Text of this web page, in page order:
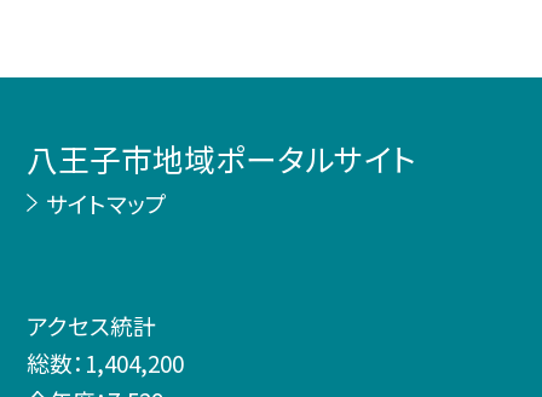
八王子市地域ポータルサイト
サイトマップ
アクセス統計
総数： 1,404,200